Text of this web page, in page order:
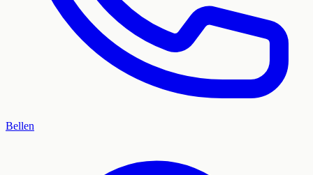
Bellen